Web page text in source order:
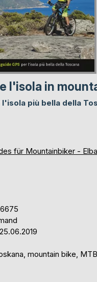
l'isola in
l'isola più bella della
für Mountainbiker - Elba
mountain bike,